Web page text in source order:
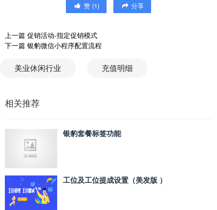
赞 (1) 分享
上一篇 促销活动-指定促销模式
下一篇 银豹微信小程序配置流程
美业休闲行业 充值明细
相关推荐
银豹套餐标签功能
工位及工位提成设置（美发版 ）